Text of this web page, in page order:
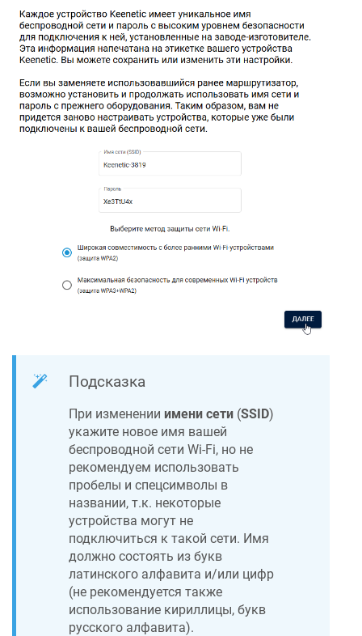
Подсказка
При изменении имени сети (SSID)
укажите новое имя вашей
беспроводной сети Wi-Fi, но не
рекомендуем использовать
пробелы и спецсимволы в
названии, т.к. некоторые
устройства могут не
подключиться к такой сети. Имя
должно состоять из букв
латинского алфавита и/или цифр
(не рекомендуется также
использование кириллицы, букв
русского алфавита).